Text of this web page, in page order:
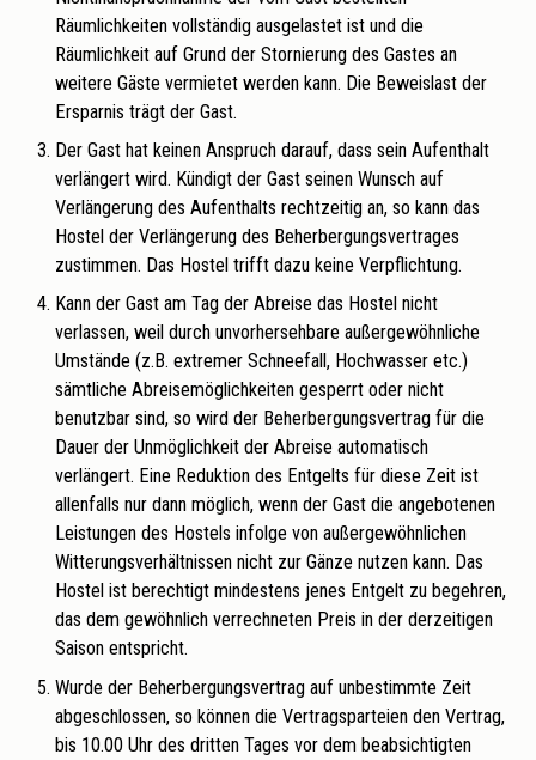
Räumlichkeiten vollständig ausgelastet ist und die
Räumlichkeit auf Grund der Stornierung des Gastes an
weitere Gäste vermietet werden kann. Die Beweislast der
Ersparnis trägt der Gast.
Der Gast hat keinen Anspruch darauf, dass sein Aufenthalt
verlängert wird. Kündigt der Gast seinen Wunsch auf
Verlängerung des Aufenthalts rechtzeitig an, so kann das
Hostel der Verlängerung des Beherbergungsvertrages
zustimmen. Das Hostel trifft dazu keine Verpflichtung.
Kann der Gast am Tag der Abreise das Hostel nicht
verlassen, weil durch unvorhersehbare außergewöhnliche
Umstände (z.B. extremer Schneefall, Hochwasser etc.)
sämtliche Abreisemöglichkeiten gesperrt oder nicht
benutzbar sind, so wird der Beherbergungsvertrag für die
Dauer der Unmöglichkeit der Abreise automatisch
verlängert. Eine Reduktion des Entgelts für diese Zeit ist
allenfalls nur dann möglich, wenn der Gast die angebotenen
Leistungen des Hostels infolge von außergewöhnlichen
Witterungsverhältnissen nicht zur Gänze nutzen kann. Das
Hostel ist berechtigt mindestens jenes Entgelt zu begehren,
das dem gewöhnlich verrechneten Preis in der derzeitigen
Saison entspricht.
Wurde der Beherbergungsvertrag auf unbestimmte Zeit
abgeschlossen, so können die Vertragsparteien den Vertrag,
bis 10.00 Uhr des dritten Tages vor dem beabsichtigten